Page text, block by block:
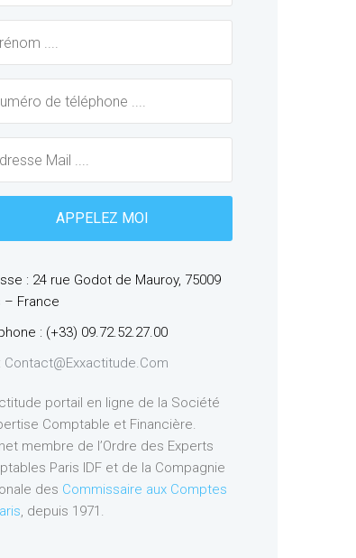
: 24 rue Godot de Mauroy, 75009
– France
: (+33) 09.72.52.27.00
Contact@exxactitude.com
portail en ligne de la Société
Comptable et Financière.
membre de l’Ordre des Experts
Paris IDF et de la Compagnie
des Commissaire aux Comptes
, depuis 1971.